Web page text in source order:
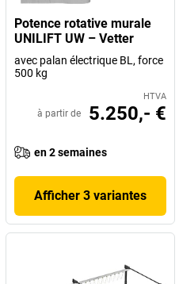
Potence rotative murale
UNILIFT UW – Vetter
avec palan électrique BL, force
500 kg
HTVA
à partir de 5.250,- €
en 2 semaines
Afficher 3 variantes